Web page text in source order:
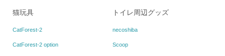
猫玩具
CatForest-2
CatForest-2 option
トイレ周辺グッズ
necoshiba
Scoop